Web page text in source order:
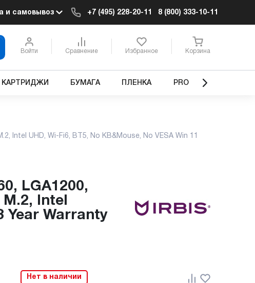
и самовывоз +7 (495) 228-20-11 8 (800) 333-10-11
Войти Сравнение Избранное Корзина
КАРТРИДЖИ БУМАГА ПЛЕНКА PRO
Intel UHD, Wi-Fi6, BT5, No KB&Mouse, No VESA Win 11
Intel
Year Warranty
Нет в наличии